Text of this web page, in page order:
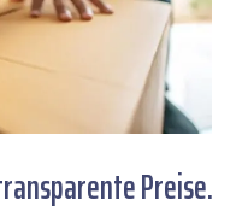
Preise.